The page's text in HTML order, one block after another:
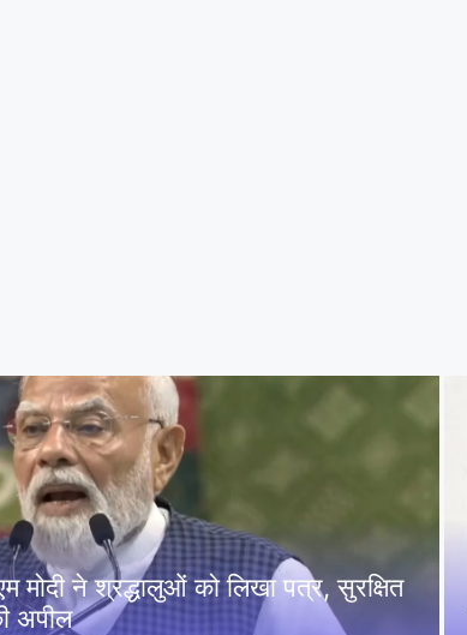
ने श्रद्धालुओं को लिखा पत्र, सुरक्षित
अपील